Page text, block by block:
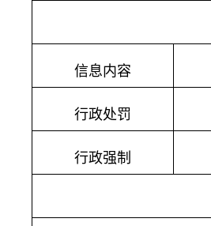
信息内容
行政处罚
行政强制